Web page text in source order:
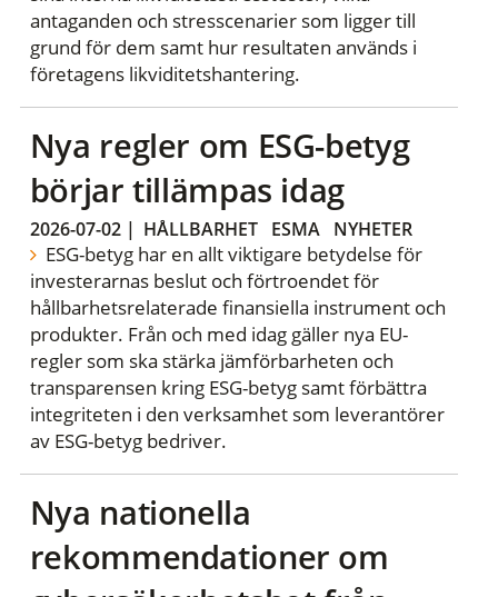
antaganden och stresscenarier som ligger till
grund för dem samt hur resultaten används i
företagens likviditetshantering.
Nya regler om ESG-betyg
börjar tillämpas idag
2026-07-02| HÅLLBARHET ESMA NYHETER
ESG-betyg har en allt viktigare betydelse för
investerarnas beslut och förtroendet för
hållbarhetsrelaterade finansiella instrument och
produkter. Från och med idag gäller nya EU-
regler som ska stärka jämförbarheten och
transparensen kring ESG-betyg samt förbättra
integriteten i den verksamhet som leverantörer
av ESG-betyg bedriver.
Nya nationella
rekommendationer om